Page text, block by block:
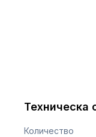
Техническа
Количество